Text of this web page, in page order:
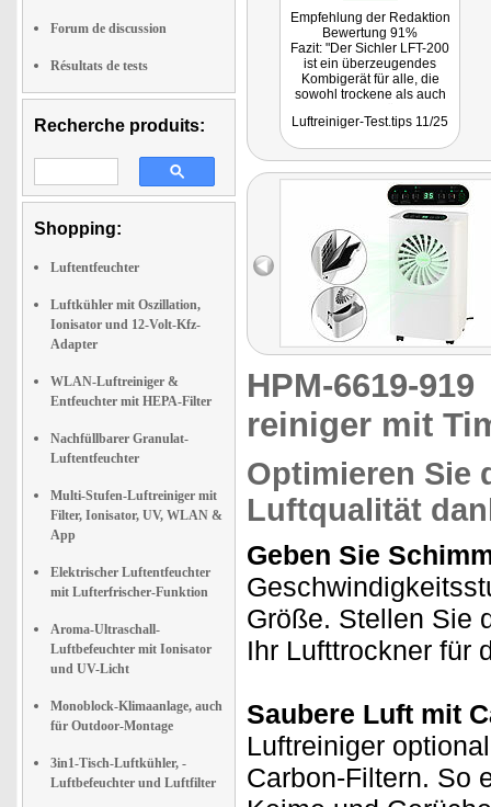
Forum de discussion
Résultats de tests
Recherche produits:
Shopping:
Luftentfeuchter
Luftkühler mit Oszillation,
Ionisator und 12-Volt-Kfz-
Adapter
WLAN-Luftreiniger &
Entfeuchter mit HEPA-Filter
Nachfüllbarer Granulat-
Luftentfeuchter
Multi-Stufen-Luftreiniger mit
Filter, Ionisator, UV, WLAN &
App
Elektrischer Luftentfeuchter
mit Lufterfrischer-Funktion
Aroma-Ultraschall-
Luftbefeuchter mit Ionisator
und UV-Licht
Monoblock-Klimaanlage, auch
für Outdoor-Montage
3in1-Tisch-Luftkühler, -
Luftbefeuchter und Luftfilter
Empfehlung der Redaktion
Bewertung 91%
Fazit: "Der Sichler LFT-200
ist ein überzeugendes
Kombigerät für alle, die
sowohl trockene als auch
Wer gezielt ein
möchte, findet hier eine
gute Balance aus Preis,
Funktion und
Alltagstauglichkeit."
Luftreiniger-Test.tips 11/25
HPM-6619-
reiniger mit
Optimieren Sie
Luftqualität
Geben Sie
Größe. Stellen Sie
Ihr Lufttrockner für
Saubere Luft mit
Luftreiniger
Carbon-Filtern. So